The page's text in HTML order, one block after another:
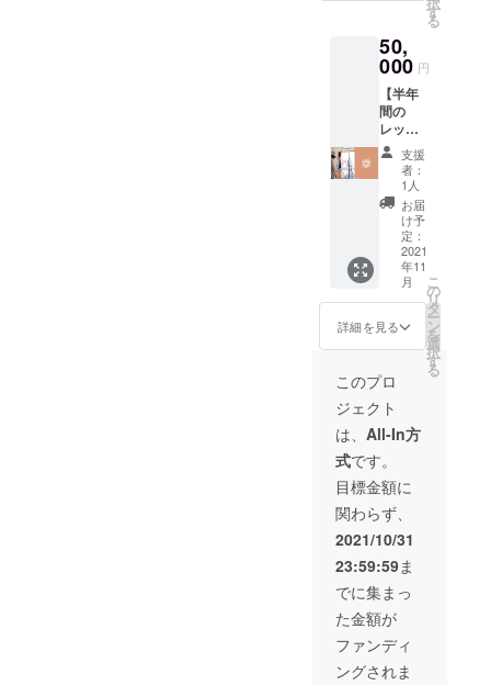
券 回数
効期限
(2021年
11月5日
~2022
年12月
31日) ・
オリジ
ナル
メッ
セージ
カード
・オリ
ジナル
ステッ
カー
す
る
50,
000 円
【半年
間の
レッス
ンチ
ケット
＋オリ
ジナル
グッズ
２点】
・ヨガ
対面
レッス
ンまた
はオン
ライン
レッス
ン半年
間通い
放題
レッス
ン通い
放題の
有効期
限(2021
年11月5
日
~2022
年12月
31日) ・
オリジ
ナル
メッ
セージ
カード
支援
者：
1人
お届
け予
定：
2021
年11
月
詳細を見る
こ
の
リ
タ
ー
ン
を
選
択
す
る
このプロ
ジェクト
は、 All-In方
式です。
目標金額に
関わらず、
2021/10/31
23:59:59ま
でに集まっ
た金額が
ファンディ
ングされま